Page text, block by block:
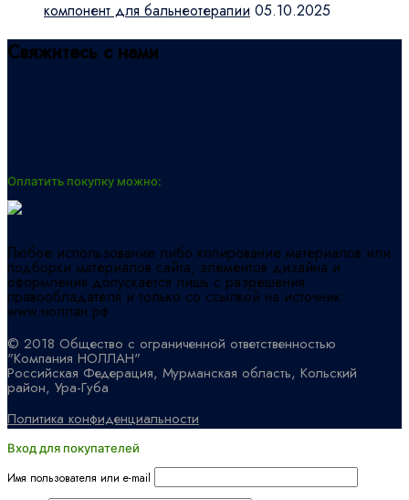
компонент для бальнеотерапии 05.10.2025
Свяжитесь с нами
Оплатить покупку можно:
Любое использование либо копирование материалов или
подборки материалов сайта, элементов дизайна и
оформления допускается лишь с разрешения
правообладателя и только со ссылкой на источник:
www.ноллан.рф
© 2018 Общество с ограниченной ответственностью
"Компания НОЛЛАН"
Российская Федерация, Мурманская область, Кольский
район, Ура-Губа
Политика конфиденциальности
Вход для покупателей
Имя пользователя или e-mail